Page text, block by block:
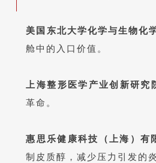
美国东北大学化学与生物化
舱中的入口价值。
上海整形医学产业创新研究
革命。
惠思乐健康科技（上海）有
制皮质醇，减少压力引发的